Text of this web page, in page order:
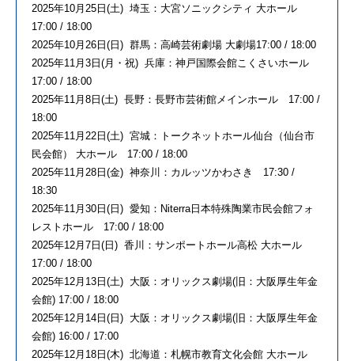
2025年10月25日(土) 埼玉：大宮ソニックシティ 大ホール
17:00 / 18:00
2025年10月26日(日) 群馬：高崎芸術劇場 大劇場17:00 / 18:00
2025年11月3日(月・祝) 兵庫：神戸国際会館こくさいホール
17:00 / 18:00
2025年11月8日(土) 長野：長野市芸術館メインホール 17:00 /
18:00
2025年11月22日(土) 宮城：トークネットホール仙台（仙台市
民会館） 大ホール 17:00 / 18:00
2025年11月28日(金) 神奈川：カルッツかわさき 17:30 /
18:30
2025年11月30日(日) 愛知：Niterra日本特殊陶業市民会館フォ
レストホール 17:00 / 18:00
2025年12月7日(日) 香川：サンポートホール高松 大ホール
17:00 / 18:00
2025年12月13日(土) 大阪：オリックス劇場(旧：大阪厚生年金
会館) 17:00 / 18:00
2025年12月14日(日) 大阪：オリックス劇場(旧：大阪厚生年金
会館) 16:00 / 17:00
2025年12月18日(木) 北海道：札幌市教育文化会館 大ホール